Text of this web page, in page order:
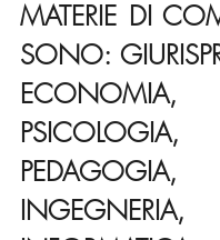
MATERIE DI
SONO:
ECONOMIA,
PSICOLOGIA,
PEDAGOGIA,
INGEGNERIA,